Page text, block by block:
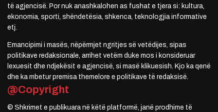
të agjencisë. Por nuk anashkalohen as fushat e tjera si: kultura,
ekonomia, sporti, shëndetësia, shkenca, teknologjia informative
etj.
Emancipimi i masës, nëpërmjet ngritjes së vetëdijes, sipas
politikave redaksionale, arrihet vetëm duke mos i konsideruar
lexuesit dhe ndjekësit e agjencisë, si masë klikuesish. Kjo ka qenë
dhe ka mbetur premisa themelore e politikave të redaksisë.
@Copyright
© Shkrimet e publikuara në këtë platformë, janë prodhime të